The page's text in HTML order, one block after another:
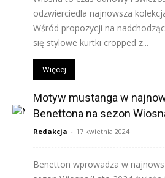
odzwierciedla najnowsza
Wśród propozycji na
się stylowe kurtki cropped z...
Więcej
Motyw mustanga w
Benettona na sezon
Redakcja - 17 kwietnia 2024
Benetton wprowadza w